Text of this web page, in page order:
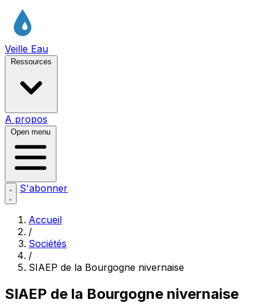
Veille Eau
Ressources
A propos
Open menu
S'abonner
Accueil
/
Sociétés
/
SIAEP de la Bourgogne nivernaise
SIAEP de la Bourgogne nivernaise